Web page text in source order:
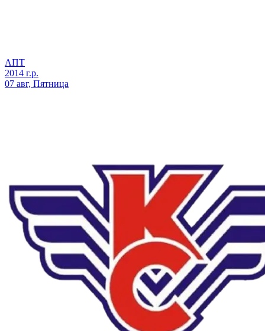
АПТ
2014 г.р.
07 авг, Пятница